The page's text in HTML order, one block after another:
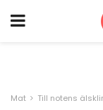
Mat Till notens